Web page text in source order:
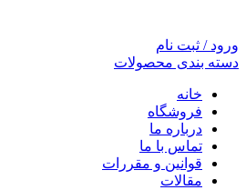
ورود / ثبت نام
دسته بندی محصولات
خانه
فروشگاه
درباره ما
تماس با ما
قوانین و مقررات
مقالات